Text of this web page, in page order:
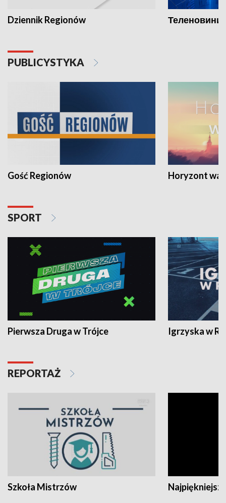
Dziennik Regionów Теленовини
PUBLICYSTYKA
Gość Regionów Horyzont
SPORT
Pierwsza Druga w Trójce Igrzyska w
REPORTAŻ
Szkoła Mistrzów